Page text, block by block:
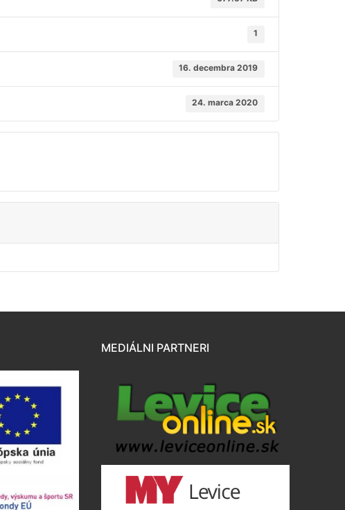
1
16. decembra 2019
24. marca 2020
MEDIÁLNI PARTNERI